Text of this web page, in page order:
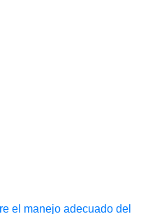
el manejo adecuado del